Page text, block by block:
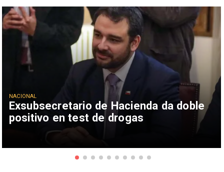
Exsubsecretario de Hacienda da doble
positivo en test de drogas
NACIONAL